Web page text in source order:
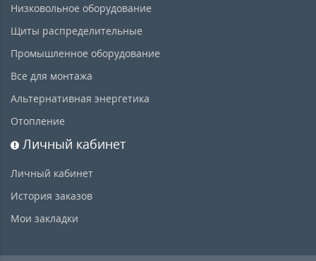
Низковольное оборудование
Щиты распределительные
Промышленное оборудование
Все для монтажа
Альтернативная энергетика
Отопление
Личный кабинет
Личный кабинет
История заказов
Мои закладки